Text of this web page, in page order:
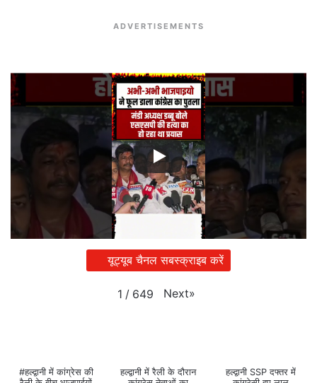
ADVERTISEMENTS
यूट्यूब चैनल सबस्क्राइब करें
1 / 649 Next»
#हल्द्वानी में कांग्रेस की
हल्द्वानी में रैली के दौरान
हल्द्वानी SSP दफ्तर में